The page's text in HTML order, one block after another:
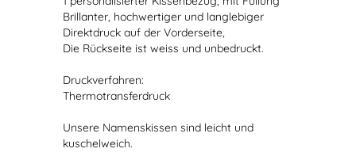
Brillanter, hochwertiger und langlebiger
Direktdruck auf der Vorderseite,
Die Rückseite ist weiss und unbedruckt.
Druckverfahren:
Thermotransferdruck
Unsere Namenskissen sind leicht und
kuschelweich.